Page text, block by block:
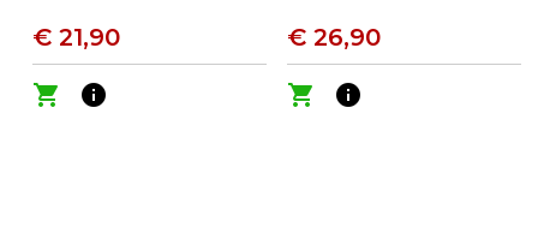
€ 21,90
shopping_cart
info
€ 26,90
shopping_cart
info